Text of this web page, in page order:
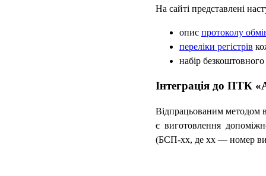
На сайті представлені
опис протоколу
переліки регістрів
набір безкоштовного
Інтеграція до ПТК
Відпрацьованим методом
є виготовлення
(БСП-хх, де хх — номер